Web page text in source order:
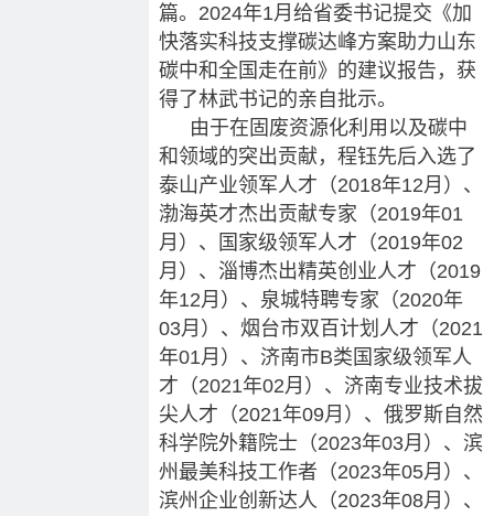
篇。2024年1月给省委书记提交《加
快落实科技支撑碳达峰方案助力山东
碳中和全国走在前》的建议报告，获
得了林武书记的亲自批示。
由于在固废资源化利用以及碳中
和领域的突出贡献，程钰先后入选了
泰山产业领军人才（2018年12月）、
渤海英才杰出贡献专家（2019年01
月）、国家级领军人才（2019年02
月）、淄博杰出精英创业人才（2019
年12月）、泉城特聘专家（2020年
03月）、烟台市双百计划人才（2021
年01月）、济南市B类国家级领军人
才（2021年02月）、济南专业技术拔
尖人才（2021年09月）、俄罗斯自然
科学院外籍院士（2023年03月）、滨
州最美科技工作者（2023年05月）、
滨州企业创新达人（2023年08月）、